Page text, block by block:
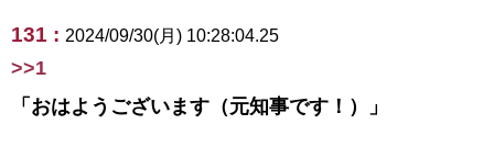
131 : 2024/09/30(月) 10:28:04.25
>>1
「おはようございます（元知事です！）」